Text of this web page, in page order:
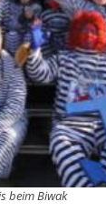
beim Biwak